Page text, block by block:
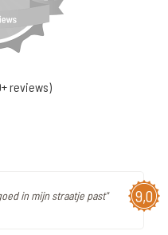
reviews)
9,0
in mijn straatje past"